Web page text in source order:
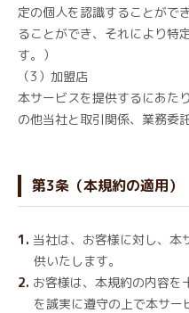
定の個人を認識することがで
ることができ、それにより特
す。）
（3）加盟店
本サービスを提供するにあた
の他当社と取引関係、業務委
第3条（本規約の適用）
当社は、お客様に対し、本
供いたします。
お客様は、本規約の内容を
を誠実に遵守の上で本サー